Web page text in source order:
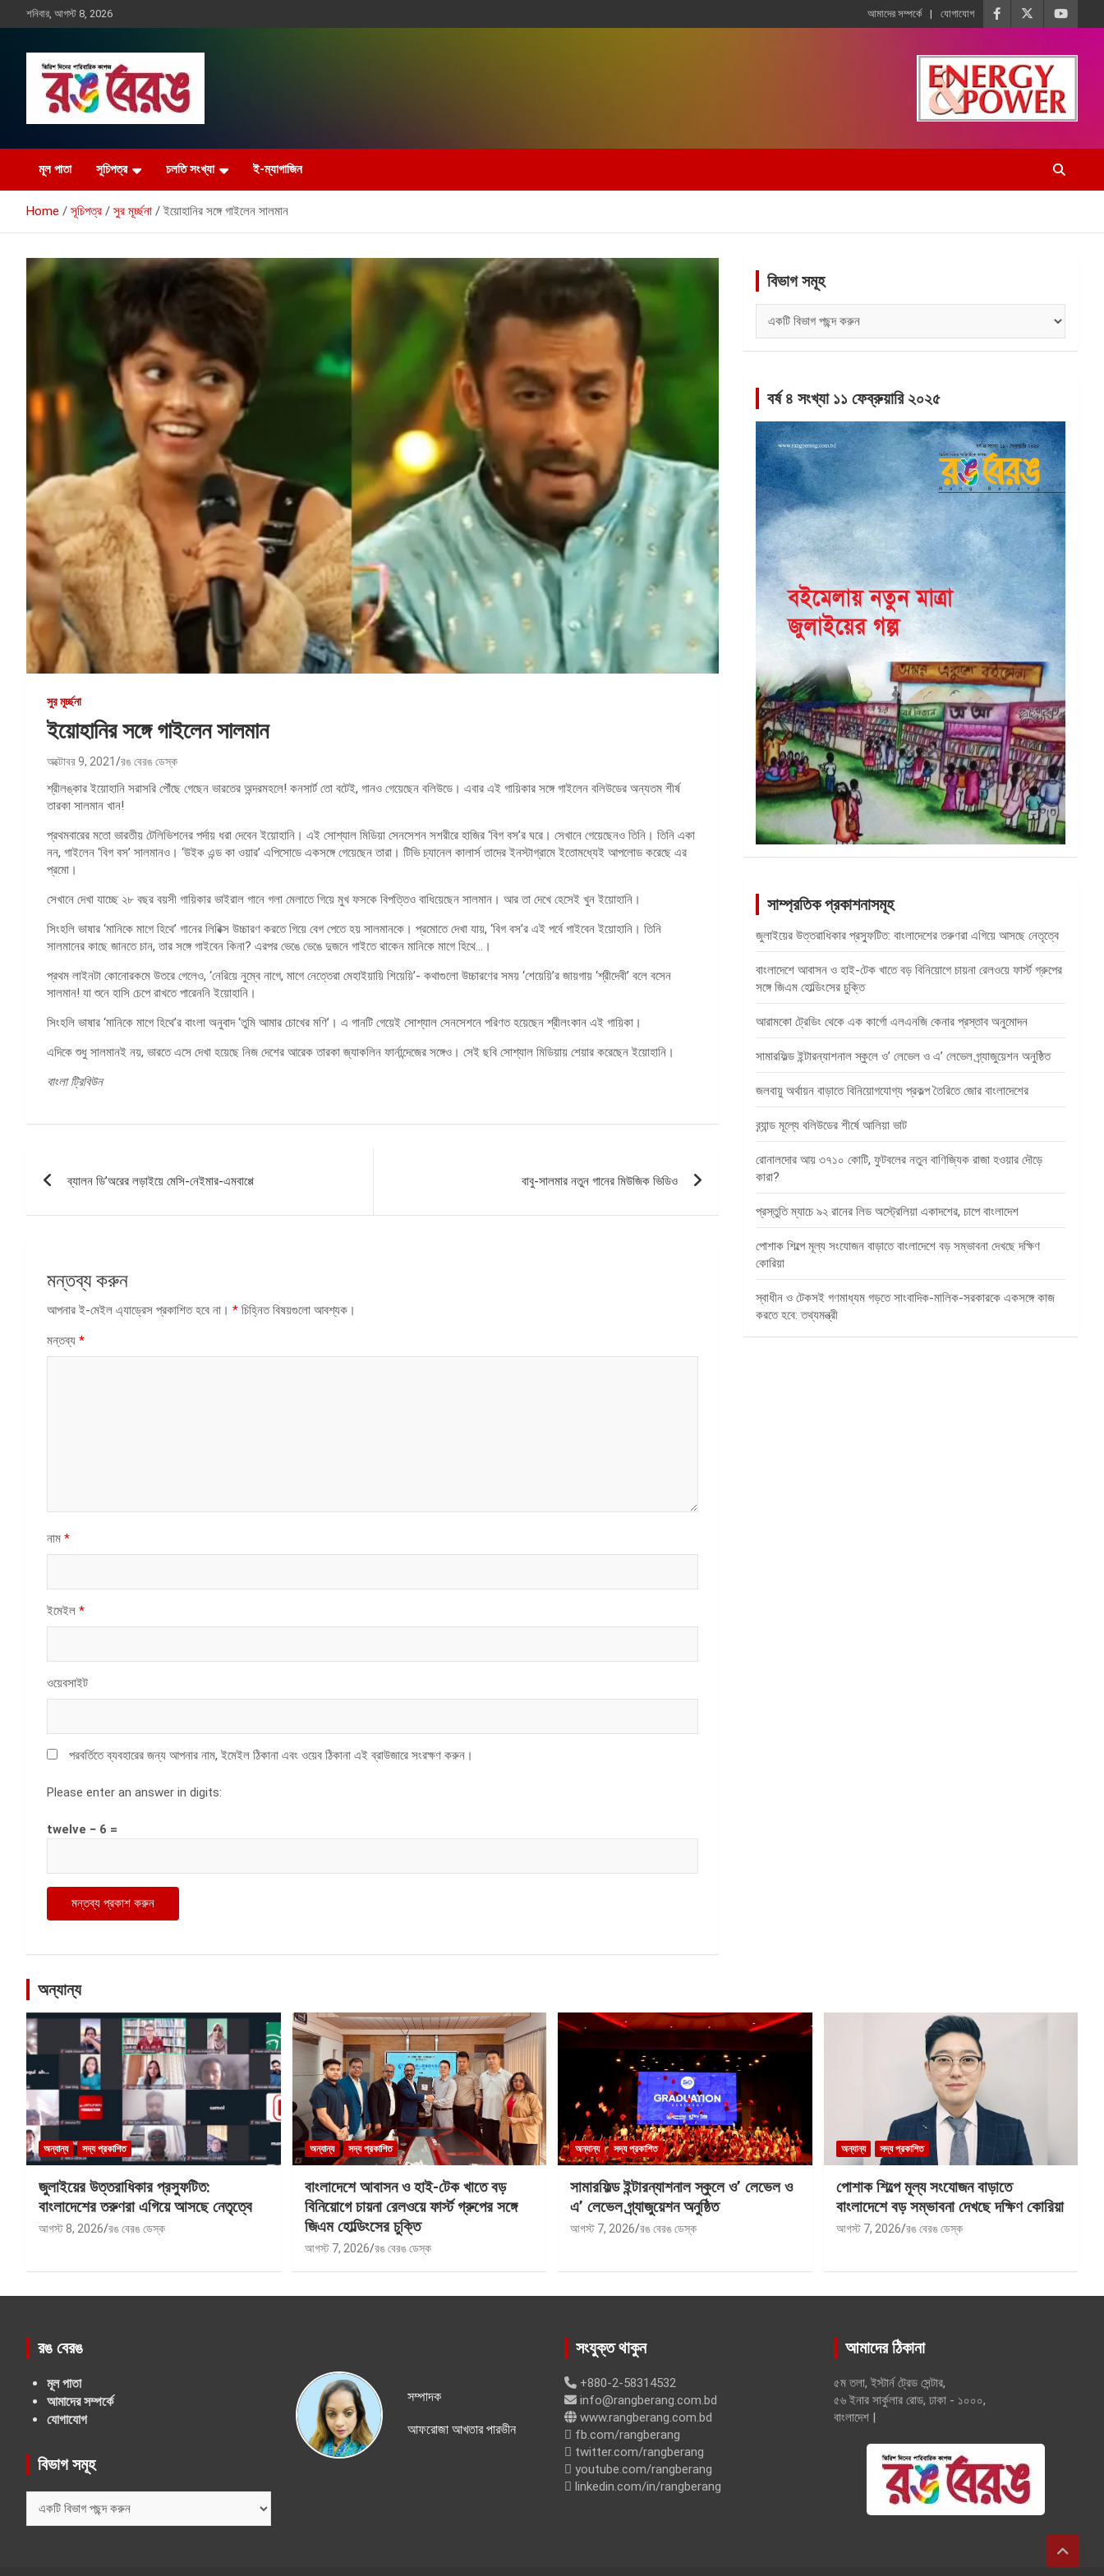
to
শনিবার, আগস্ট 8, 2026 আমাদের সম্পর্কে যোগাযোগ
রঙ বেরঙ
মূল পাতা সূচিপত্র চলতি সংখ্যা ই-ম্যাগাজিন
Home সূচিপত্র সুর মূর্চ্ছনা ইয়োহানির সঙ্গে গাইলেন সালমান
সুর মূর্চ্ছনা
ইয়োহানির সঙ্গে গাইলেন সালমান
অক্টোবর 9, 2021 রঙ বেরঙ ডেস্ক
শ্রীলঙ্কার ইয়োহানি সরাসরি পৌঁছে গেছেন ভারতের অন্দরমহলে! কনসার্ট তো বটেই, গানও গেয়েছেন বলিউডে। এবার এই গায়িকার সঙ্গে গাইলেন বলিউডের অন্যতম শীর্ষ
তারকা সালমান খান!
প্রথমবারের মতো ভারতীয় টেলিভিশনের পর্দায় ধরা দেবেন ইয়োহানি। এই সোশ্যাল মিডিয়া সেনসেশন সশরীরে হাজির ‘বিগ বস’র ঘরে। সেখানে গেয়েছেনও তিনি। তিনি একা
নন, গাইলেন ‘বিগ বস’ সালমানও। ‘উইক এন্ড কা ওয়ার’ এপিসোডে একসঙ্গে গেয়েছেন তারা। টিভি চ্যানেল কালার্স তাদের ইনস্টাগ্রামে ইতোমধ্যেই আপলোড করেছে এর
প্রমো।
সেখানে দেখা যাচ্ছে ২৮ বছর বয়সী গায়িকার ভাইরাল গানে গলা মেলাতে গিয়ে মুখ ফসকে বিপত্তিও বাধিয়েছেন সালমান। আর তা দেখে হেসেই খুন ইয়োহানি।
সিংহলি ভাষার ‘মানিকে মাগে হিথে’ গানের লিরিক্স উচ্চারণ করতে গিয়ে বেগ পেতে হয় সালমানকে। প্রমোতে দেখা যায়, ‘বিগ বস’র এই পর্বে গাইবেন ইয়োহানি। তিনি
সালমানের কাছে জানতে চান, তার সঙ্গে গাইবেন কিনা? এরপর ভেঙে ভেঙে দুজনে গাইতে থাকেন মানিকে মাগে হিথে…।
প্রথম লাইনটা কোনোরকমে উতরে গেলেও, ‘নেরিয়ে নুম্বে নাগে, মাগে নেত্তেরা মেহাইয়ায়ি শিয়েয়ি’- কথাগুলো উচ্চারণের সময় ‘শেয়েয়ি’র জায়গায় ‘শ্রীদেবী’ বলে বসেন
সালমান! যা শুনে হাসি চেপে রাখতে পারেননি ইয়োহানি।
সিংহলি ভাষার ‘মানিকে মাগে হিথে’র বাংলা অনুবাদ ‘তুমি আমার চোখের মণি’। এ গানটি গেয়েই সোশ্যাল সেনসেশনে পরিণত হয়েছেন শ্রীলংকান এই গায়িকা।
এদিকে শুধু সালমানই নয়, ভারতে এসে দেখা হয়েছে নিজ দেশের আরেক তারকা জ্যাকলিন ফার্নান্দেজের সঙ্গেও। সেই ছবি সোশ্যাল মিডিয়ায় শেয়ার করেছেন ইয়োহানি।
বাংলা ট্রিবিউন
ন্যাভিগেশন
ব্যালন ডি’অরের লড়াইয়ে মেসি-নেইমার-এমবাপ্পে বাবু-সালমার নতুন গানের মিউজিক ভিডিও
মন্তব্য করুন
আপনার ই-মেইল এ্যাড্রেস প্রকাশিত হবে না। * চিহ্নিত বিষয়গুলো আবশ্যক।
মন্তব্য *
নাম *
ইমেইল *
ওয়েবসাইট
পরবর্তিতে ব্যবহারের জন্য আপনার নাম, ইমেইল ঠিকানা এবং ওয়েব ঠিকানা এই ব্রাউজারে সংরক্ষণ করুন।
Please enter an answer in digits:
twelve − 6 =
বিভাগ সমূহ
সমূহ
বর্ষ ৪ সংখ্যা ১১ ফেব্রুয়ারি ২০২৫
সাম্প্রতিক প্রকাশনাসমূহ
জুলাইয়ের উত্তরাধিকার প্রস্ফুটিত: বাংলাদেশের তরুণরা এগিয়ে আসছে নেতৃত্বে
বাংলাদেশে আবাসন ও হাই-টেক খাতে বড় বিনিয়োগে চায়না রেলওয়ে ফার্স্ট গ্রুপের
সঙ্গে জিএম হোল্ডিংসের চুক্তি
আরামকো ট্রেডিং থেকে এক কার্গো এলএনজি কেনার প্রস্তাব অনুমোদন
সামারফিল্ড ইন্টারন্যাশনাল স্কুলে ও’ লেভেল ও এ’ লেভেল গ্র্যাজুয়েশন অনুষ্ঠিত
জলবায়ু অর্থায়ন বাড়াতে বিনিয়োগযোগ্য প্রকল্প তৈরিতে জোর বাংলাদেশের
ব্র্যান্ড মূল্যে বলিউডের শীর্ষে আলিয়া ভাট
রোনালদোর আয় ৩৭১০ কোটি, ফুটবলের নতুন বাণিজ্যিক রাজা হওয়ার দৌড়ে
কারা?
প্রস্তুতি ম্যাচে ৯২ রানের লিড অস্ট্রেলিয়া একাদশের, চাপে বাংলাদেশ
পোশাক শিল্পে মূল্য সংযোজন বাড়াতে বাংলাদেশে বড় সম্ভাবনা দেখছে দক্ষিণ
কোরিয়া
স্বাধীন ও টেকসই গণমাধ্যম গড়তে সাংবাদিক-মালিক-সরকারকে একসঙ্গে কাজ
করতে হবে: তথ্যমন্ত্রী
অন্যান্য
অন্যান্য সদ্য প্রকাশিত
জুলাইয়ের উত্তরাধিকার প্রস্ফুটিত:
বাংলাদেশের তরুণরা এগিয়ে আসছে নেতৃত্বে
আগস্ট 8, 2026 রঙ বেরঙ ডেস্ক
অন্যান্য সদ্য প্রকাশিত
বাংলাদেশে আবাসন ও হাই-টেক খাতে বড়
বিনিয়োগে চায়না রেলওয়ে ফার্স্ট গ্রুপের সঙ্গে
জিএম হোল্ডিংসের চুক্তি
আগস্ট 7, 2026 রঙ বেরঙ ডেস্ক
অন্যান্য সদ্য প্রকাশিত
সামারফিল্ড ইন্টারন্যাশনাল স্কুলে ও’ লেভেল ও
এ’ লেভেল গ্র্যাজুয়েশন অনুষ্ঠিত
আগস্ট 7, 2026 রঙ বেরঙ ডেস্ক
অন্যান্য সদ্য প্রকাশিত
পোশাক শিল্পে মূল্য সংযোজন বাড়াতে
বাংলাদেশে বড় সম্ভাবনা দেখছে দক্ষিণ কোরিয়া
আগস্ট 7, 2026 রঙ বেরঙ ডেস্ক
রঙ বেরঙ
মূল পাতা
আমাদের সম্পর্কে
যোগাযোগ
বিভাগ সমূহ
সমূহ
সম্পাদক
আফরোজা আখতার পারভীন
সংযুক্ত থাকুন
+880-2-58314532
info@rangberang.com.bd
www.rangberang.com.bd
fb.com/rangberang
twitter.com/rangberang
youtube.com/rangberang
linkedin.com/in/rangberang
আমাদের ঠিকানা
৫ম তলা, ইস্টার্ন ট্রেড সেন্টার,
৫৬ ইনার সার্কুলার রোড, ঢাকা - ১০০০,
বাংলাদেশ |